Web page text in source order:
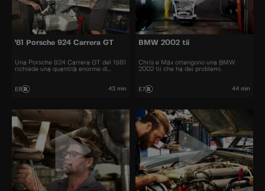
'81 Porsche 924 Carrera GT
Una Porsche 924 Carrera GT del 1981
richiede una quantità enorme di
E8 43 min
BMW 2002 tii
Chris e Mäx ottengono una BMW
2002 tii che ha dei problemi.
E7 44 min